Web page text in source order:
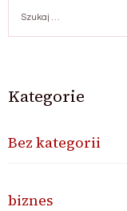
Kategorie
Bez kategorii
biznes